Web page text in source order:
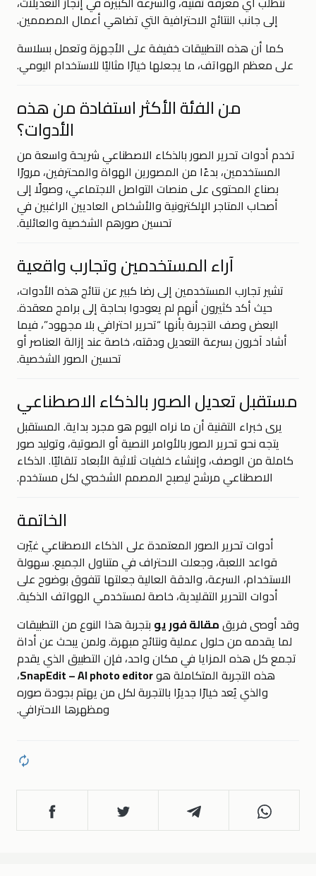
إلى جانب النتائج الاحترافية التي تضاهي أعمال المصممين.
كما أن هذه التطبيقات خفيفة على الأجهزة وتعمل بسلاسة
على معظم الهواتف، ما يجعلها خيارًا مثاليًا للاستخدام اليومي.
من الفئة الأكثر استفادة من هذه
الأدوات؟
تخدم أدوات تحرير الصور بالذكاء الاصطناعي شريحة واسعة من
المستخدمين، بدءًا من المصورين الهواة والمحترفين، مرورًا
بصناع المحتوى على منصات التواصل الاجتماعي، وصولًا إلى
أصحاب المتاجر الإلكترونية والأشخاص العاديين الراغبين في
تحسين صورهم الشخصية والعائلية.
آراء المستخدمين وتجارب واقعية
تشير تجارب المستخدمين إلى رضا كبير عن نتائج هذه الأدوات،
حيث أكد كثيرون أنهم لم يعودوا بحاجة إلى برامج معقدة.
البعض وصف التجربة بأنها “تحرير احترافي بلا مجهود”، فيما
أشاد آخرون بسرعة التعديل ودقته، خاصة عند إزالة العناصر أو
تحسين الصور الشخصية.
مستقبل تعديل الصور بالذكاء الاصطناعي
يرى خبراء التقنية أن ما نراه اليوم هو مجرد بداية. المستقبل
يتجه نحو تحرير الصور بالأوامر النصية أو الصوتية، وتوليد صور
كاملة من الوصف، وإنشاء خلفيات ثلاثية الأبعاد تلقائيًا. الذكاء
الاصطناعي مرشح ليصبح المصمم الشخصي لكل مستخدم.
الخاتمة
أدوات تحرير الصور المعتمدة على الذكاء الاصطناعي غيّرت
قواعد اللعبة، وجعلت الاحتراف في متناول الجميع. سهولة
الاستخدام، السرعة، والدقة العالية جعلتها تتفوق بوضوح على
أدوات التحرير التقليدية، خاصة لمستخدمي الهواتف الذكية.
وقد أوصى فريقمقالة فور يو بتجربة هذا النوع من التطبيقات
لما يقدمه من حلول عملية ونتائج مبهرة. ولمن يبحث عن أداة
تجمع كل هذه المزايا في مكان واحد، فإن التطبيق الذي يقدم
هذه التجربة المتكاملة هوSnapEdit – AI photo editor،
والذي يُعد خيارًا جديرًا بالتجربة لكل من يهتم بجودة صوره
ومظهرها الاحترافي.